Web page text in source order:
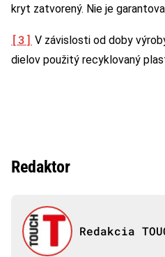
kryt zatvorený. Nie je
[3] V závislosti od doby
dielov použitý recyklovaný
Redaktor
Redakcia